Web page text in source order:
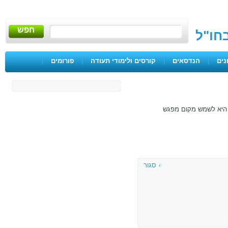
חפש
| הנדסאים | קורסים ולימודי תעודה | פורומים |
היא לשמש מקום מפגש
סגור